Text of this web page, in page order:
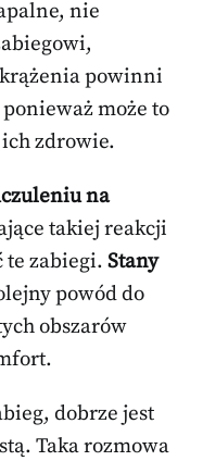
nie
powinni
może to
zdrowie.
na
takiej reakcji
te zabiegi. Stany
powód do
obszarów
dobrze jest
Taka rozmowa